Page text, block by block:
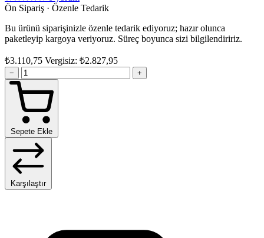
Ön Sipariş · Özenle Tedarik
Bu ürünü siparişinizle özenle tedarik ediyoruz; hazır olunca
paketleyip kargoya veriyoruz. Süreç boyunca sizi bilgilendiririz.
₺3.110,75 Vergisiz: ₺2.827,95
− +
Sepete Ekle
Karşılaştır